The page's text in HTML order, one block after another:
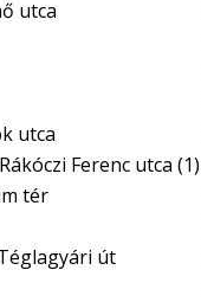
utca
utca
Ferenc utca (1)
tér
út